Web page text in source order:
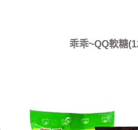
乖乖~QQ軟糖